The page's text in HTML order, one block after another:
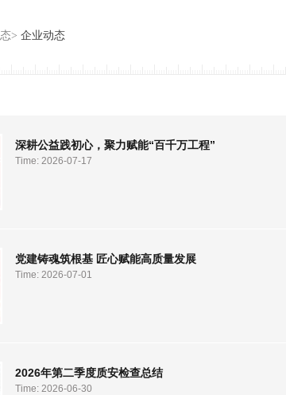
> 企业动态
深耕公益践初心，聚力赋能“百千万工程”
Time: 2026-07-17
党建铸魂筑根基 匠心赋能高质量发展
Time: 2026-07-01
2026年第二季度质安检查总结
Time: 2026-06-30